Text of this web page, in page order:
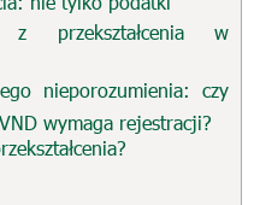
przekształcenia w
nieporozumienia: czy
wymaga rejestracji?